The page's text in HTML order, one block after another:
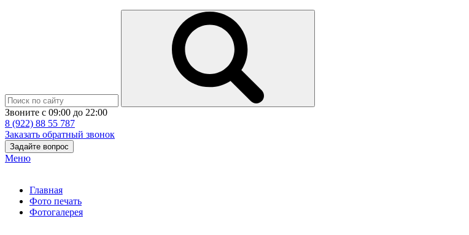
Звоните с 09:00 до 22:00
8 (922) 88 55 787
Заказать обратный звонок
Задайте вопрос
Меню
Главная
Фото печать
Фотогалерея